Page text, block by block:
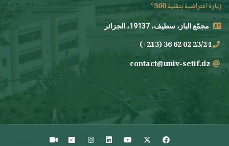
زيارة افتراضية بتقنية 360°
مجمّع الباز، سطيف، 19137، الجزائر
23/24 02 62 36 (213+)
contact@univ-setif.dz